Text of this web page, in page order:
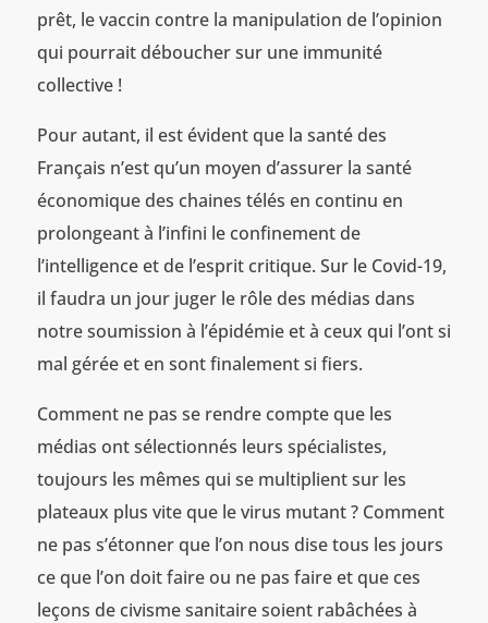
prêt, le vaccin contre la manipulation de l’opinion
qui pourrait déboucher sur une immunité
collective !
Pour autant, il est évident que la santé des
Français n’est qu’un moyen d’assurer la santé
économique des chaines télés en continu en
prolongeant à l’infini le confinement de
l’intelligence et de l’esprit critique. Sur le Covid-19,
il faudra un jour juger le rôle des médias dans
notre soumission à l’épidémie et à ceux qui l’ont si
mal gérée et en sont finalement si fiers.
Comment ne pas se rendre compte que les
médias ont sélectionnés leurs spécialistes,
toujours les mêmes qui se multiplient sur les
plateaux plus vite que le virus mutant ? Comment
ne pas s’étonner que l’on nous dise tous les jours
ce que l’on doit faire ou ne pas faire et que ces
leçons de civisme sanitaire soient rabâchées à